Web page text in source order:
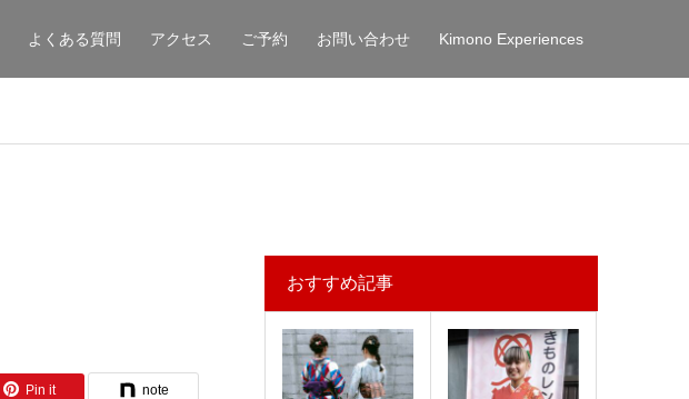
よくある質問 アクセス ご予約 お問い合わせ Kimono Experiences
Pin it note
おすすめ記事